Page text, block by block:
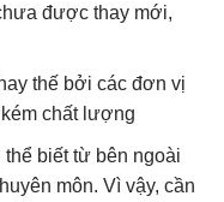
được thay mới,
thế bởi các đơn vị
chất lượng
biết từ bên ngoài
môn. Vì vậy, cần